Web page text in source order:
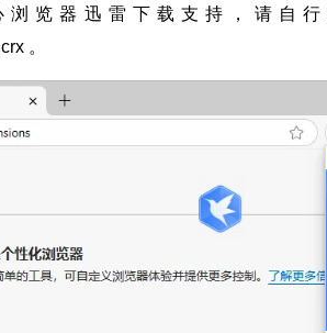
浏览器迅雷下载支持，请自
。